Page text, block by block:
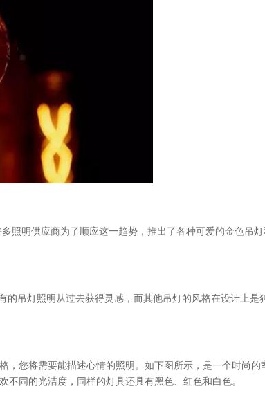
照明供应商为了顺应这一趋势，推出了各种可爱的金色吊
吊灯照明从过去获得灵感，而其他吊灯的风格在设计上是
，您将需要能描述心情的照明。如下图所示，是一个时尚的
同的光洁度，同样的灯具还具有黑色、红色和白色。